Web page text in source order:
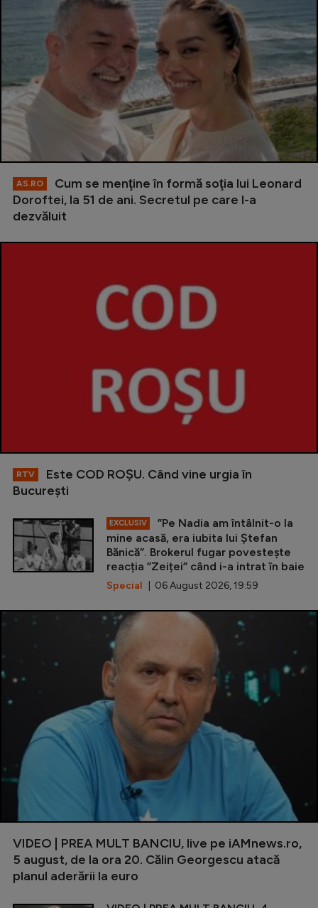
AS.RO
Cum se menţine în formă soţia lui Leonard
Doroftei, la 51 de ani. Secretul pe care l-a
dezvăluit
RTV
Este COD ROŞU. Când vine urgia în
Bucureşti
EXCLUSIV
”Pe Nadia am întâlnit-o la
mine acasă, era iubita lui Ștefan
Bănică”. Brokerul fugar povestește
reacția ”Zeiței” când i-a intrat în baie
Special | 06 August 2026, 19:59
VIDEO | PREA MULT BANCIU, live pe iAMnews.ro,
5 august, de la ora 20. Călin Georgescu atacă
planul aderării la euro